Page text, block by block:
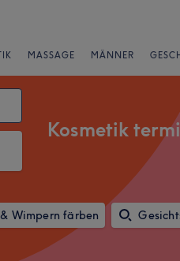
MASSAGE MÄNNER
Kosmetik
Wimpern färben